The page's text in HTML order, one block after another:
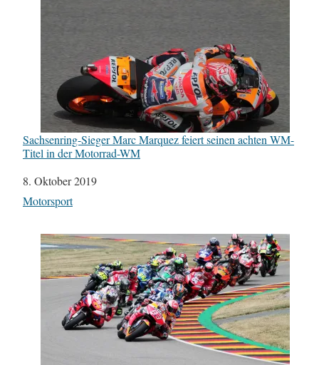
Sachsenring-Sieger Marc Marquez feiert seinen achten WM-
Titel in der Motorrad-WM
Datum
8. Oktober 2019
In Bezug auf
Motorsport